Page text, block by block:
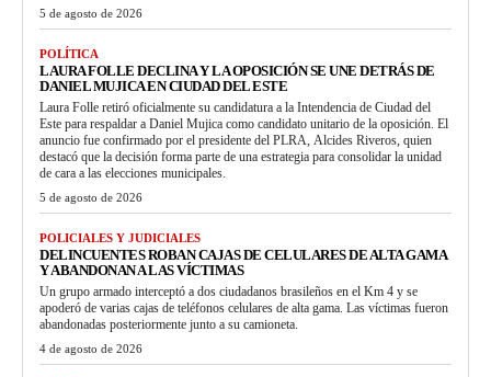
5 de agosto de 2026
POLÍTICA
LAURA FOLLE DECLINA Y LA OPOSICIÓN SE UNE DETRÁS DE
DANIEL MUJICA EN CIUDAD DEL ESTE
Laura Folle retiró oficialmente su candidatura a la Intendencia de Ciudad del
Este para respaldar a Daniel Mujica como candidato unitario de la oposición. El
anuncio fue confirmado por el presidente del PLRA, Alcides Riveros, quien
destacó que la decisión forma parte de una estrategia para consolidar la unidad
de cara a las elecciones municipales.
5 de agosto de 2026
POLICIALES Y JUDICIALES
DELINCUENTES ROBAN CAJAS DE CELULARES DE ALTA GAMA
Y ABANDONAN A LAS VÍCTIMAS
Un grupo armado interceptó a dos ciudadanos brasileños en el Km 4 y se
apoderó de varias cajas de teléfonos celulares de alta gama. Las víctimas fueron
abandonadas posteriormente junto a su camioneta.
4 de agosto de 2026